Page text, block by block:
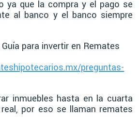
ya que la compra y el pago se
al banco y el banco siempre
para invertir en Remates
preguntas-
inmuebles hasta en la cuarta
por eso se llaman remates